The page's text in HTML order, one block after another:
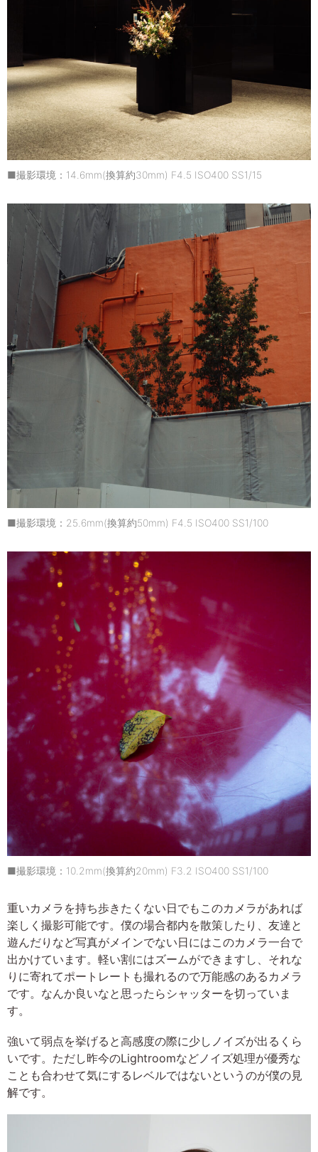
■撮影環境：14.6mm(換算約30mm) F4.5 ISO400 SS1/15
■撮影環境：25.6mm(換算約50mm) F4.5 ISO400 SS1/100
■撮影環境：10.2mm(換算約20mm) F3.2 ISO400 SS1/100
重いカメラを持ち歩きたくない日でもこのカメラがあれば
楽しく撮影可能です。僕の場合都内を散策したり、友達と
遊んだりなど写真がメインでない日にはこのカメラ一台で
出かけています。軽い割にはズームができますし、それな
りに寄れてポートレートも撮れるので万能感のあるカメラ
です。なんか良いなと思ったらシャッターを切っていま
す。
強いて弱点を挙げると高感度の際に少しノイズが出るくら
いです。ただし昨今のLightroomなどノイズ処理が優秀な
ことも合わせて気にするレベルではないというのが僕の見
解です。